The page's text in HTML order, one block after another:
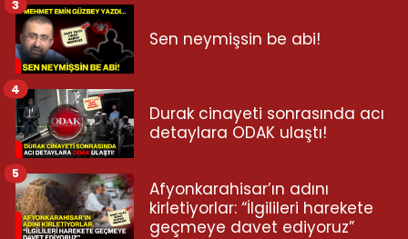
Sen neymişsin be abi!
3
Durak cinayeti sonrasında acı
detaylara ODAK ulaştı!
4
Afyonkarahisar’ın adını
kirletiyorlar: “İlgilileri harekete
geçmeye davet ediyoruz”
5